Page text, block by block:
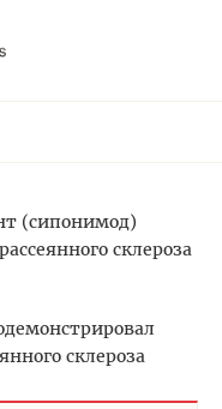
(сипонимод)
склероза
склероза